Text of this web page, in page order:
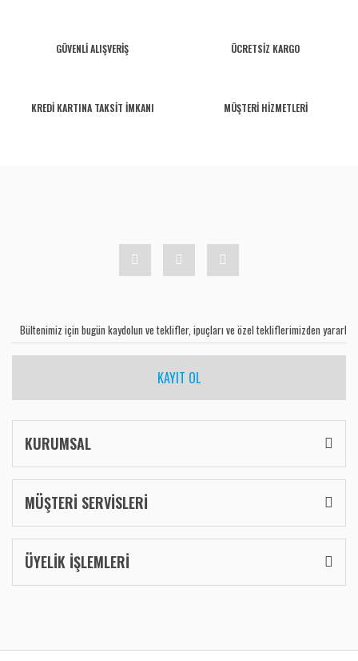
GÜVENLİ ALIŞVERİŞ ÜCRETSİZ KARGO
KREDİ KARTINA TAKSİT İMKANI MÜŞTERİ HİZMETLERİ
KAYIT OL
KURUMSAL
MÜŞTERİ SERVİSLERİ
ÜYELİK İŞLEMLERİ